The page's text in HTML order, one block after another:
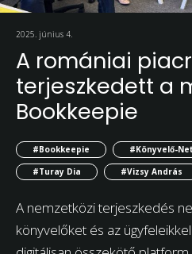
2025. június 4.
A romániai
terjeszkedett a
Bookkeepie
#Bookkeepie #Könyvelő-Net
#Turay Dia
#Vizsy András
A nemzetközi terjeszkedés
könyvelőket és az